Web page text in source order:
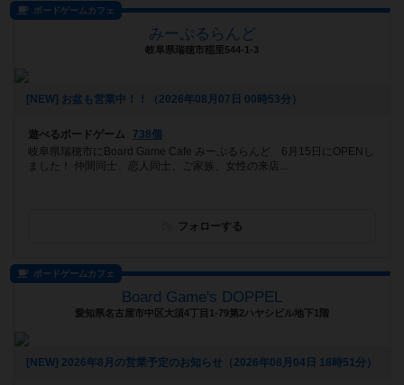
ボードゲームカフェ
みーぷるらんど
岐阜県瑞穂市稲里544-1-3
[NEW] お盆も営業中！！（2026年08月07日 00時53分）
遊べるボードゲーム
738個
岐阜県瑞穂市にBoard Game Cafe みーぷるらんど 6月15日にOPENし
ました！ 仲間同士、恋人同士、ご家族、女性の来店...
フォローする
ボードゲームカフェ
Board Game's DOPPEL
愛知県名古屋市中区大須4丁目1-79第2ハヤシビル地下1階
[NEW] 2026年8月の営業予定のお知らせ（2026年08月04日 18時51分）